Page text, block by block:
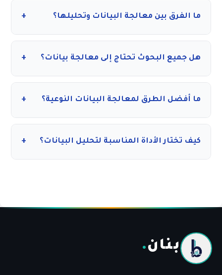
ما الفرق بين معالجة البيانات وتحليلها؟ +
المعالجة هي العملية الكبرى للجمع حتى التوصيات ،
والتحليل هو الخطوة الثالثة من عملية معالجة
هل جميع البحوث تحتاج إلى معالجة بيانات؟ +
نعم تحتاج.
ما أفضل الطرق لمعالجة البيانات النوعية؟
+
من خلال التحليل النوعي ببرنامج STATA.
كيف تختار الأداة المناسبة لتحليل البيانات؟
+
بنان.